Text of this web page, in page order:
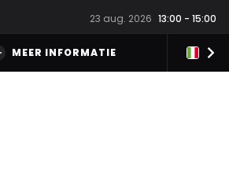
23 aug. 2026 13:00 - 15:00
MEER INFORMATIE